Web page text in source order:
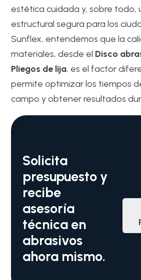
estética cuidada y, sobre todo,
estructural segura para los
Sunflex, entendemos que la
materiales, desde el Disco
Pliegos de lija, es el factor
permite optimizar los tiempos
campo y obtener resultados
Solicita
presupuesto y
recibe
asesoría
técnica en
abrasivos
ahora mismo.